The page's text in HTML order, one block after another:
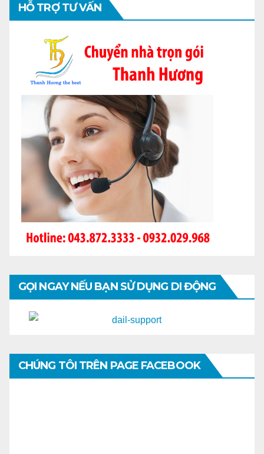
HỖ TRỢ TƯ VẤN
GỌI NGAY NẾU BẠN SỬ DỤNG DI ĐỘNG
CHÚNG TÔI TRÊN PAGE FACEBOOK